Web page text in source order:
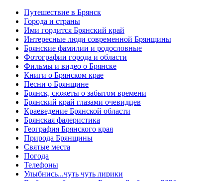
Путешествие в Брянск
Города и страны
Ими гордится Брянский край
Интересные люди современной Брянщины
Брянские фамилии и родословные
Фотографии города и области
Фильмы и видео о Брянске
Книги о Брянском крае
Песни о Брянщине
Брянск, сюжеты о забытом времени
Брянский край глазами очевидцев
Краеведение Брянской области
Брянская фалеристика
География Брянского края
Природа Брянщины
Святые места
Погода
Телефоны
Улыбнись...чуть чуть лирики